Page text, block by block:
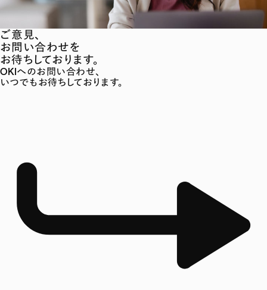
ご意見、
お問い合わせを
お待ちしております。
OKIへのお問い合わせ、
いつでもお待ちしております。